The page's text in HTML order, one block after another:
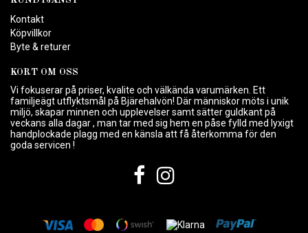
Kontakt
Köpvillkor
Byte & returer
KORT OM OSS
Vi fokuserar på priser, kvalite och välkända varumärken. Ett
familjeägt utflyktsmål på Bjärehalvön! Där människor möts i unik
miljö, skapar minnen och upplevelser samt sätter guldkant på
veckans alla dagar , man tar med sig hem en påse fylld med lyxigt
handplockade plagg med en känsla att få återkomma för den
goda servicen !